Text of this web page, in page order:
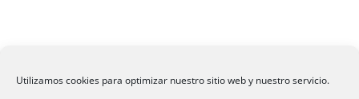
Utilizamos cookies para optimizar nuestro sitio web y nuestro servicio.